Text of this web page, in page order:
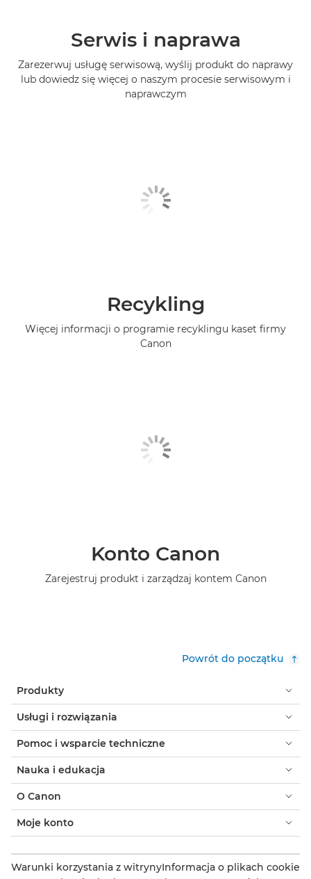
Serwis i naprawa
Zarezerwuj usługę serwisową, wyślij produkt do naprawy
lub dowiedz się więcej o naszym procesie serwisowym i
naprawczym
Recykling
Więcej informacji o programie recyklingu kaset firmy
Canon
Konto Canon
Zarejestruj produkt i zarządzaj kontem Canon
Powrót do początku
Produkty
Usługi i rozwiązania
Pomoc i wsparcie techniczne
Nauka i edukacja
O Canon
Moje konto
Warunki korzystania z witrynyInformacja o plikach cookie